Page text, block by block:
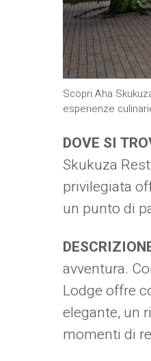
Scopri Aha
esperienze
DOVE SI
Skukuza
privilegiata
un punto di
avventura.
Lodge offre
elegante, un
momenti di